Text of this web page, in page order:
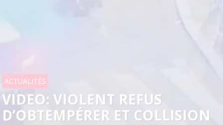
ACTUALITÉS
VIDEO: VIOLENT REFUS
D’OBTEMPÉRER ET COLLISION